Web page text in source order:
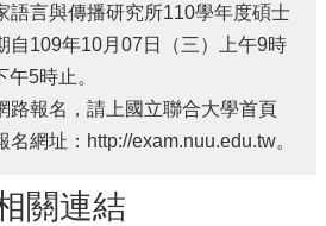
語言與傳播研究所110學年度碩士
自109年10月07日（三）上午9時
5時止。
路報名，請上國立聯合大學首頁
名網址：http://exam.nuu.edu.tw。
關連結